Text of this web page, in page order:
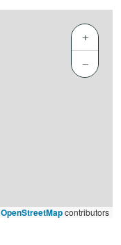
+
−
OpenStreetMapcontributors